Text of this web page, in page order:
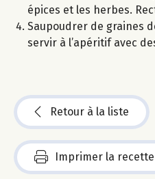
épices et les herbes.
Saupoudrer de graines
servir à l’apéritif avec
Retour à la liste
Imprimer la recette